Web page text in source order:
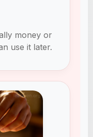
money or
use it later.